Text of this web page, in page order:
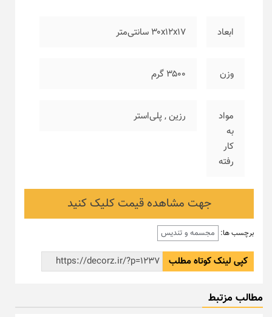
ابعاد ۳۰x12x17 سانتی‌متر
وزن ۳۵۰۰ گرم
مواد
به
کار
رفته
رزین, پلی‌استر
جهت مشاهده قیمت کلیک کنید
برچسب ها: مجسمه و تندیس
کپی لینک کوتاه مطلب
مطالب مزتبط